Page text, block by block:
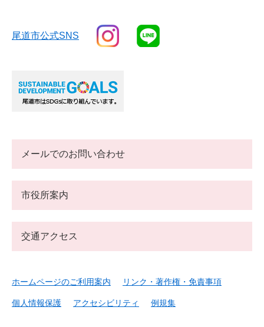
尾道市公式SNS
メールでのお問い合わせ
市役所案内
交通アクセス
ホームページのご利用案内 リンク・著作権・免責事項
個人情報保護 アクセシビリティ 例規集